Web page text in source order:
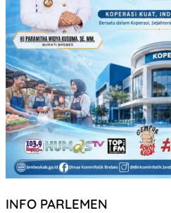
INFO PARLEMEN